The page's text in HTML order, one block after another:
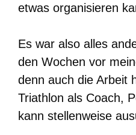
etwas organisieren
Es war also alles
den Wochen vor
denn auch die Arbeit
Triathlon als Coach,
kann stellenweise